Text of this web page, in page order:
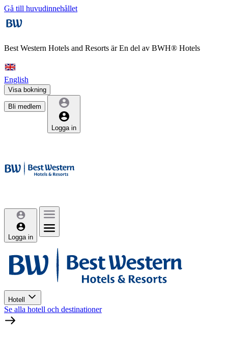
Gå till huvudinnehållet
Best Western Hotels and Resorts ärEn del av BWH® Hotels
English
Visa bokning
Bli medlem
Logga in
Logga in
Hotell
Se alla hotell och destinationer